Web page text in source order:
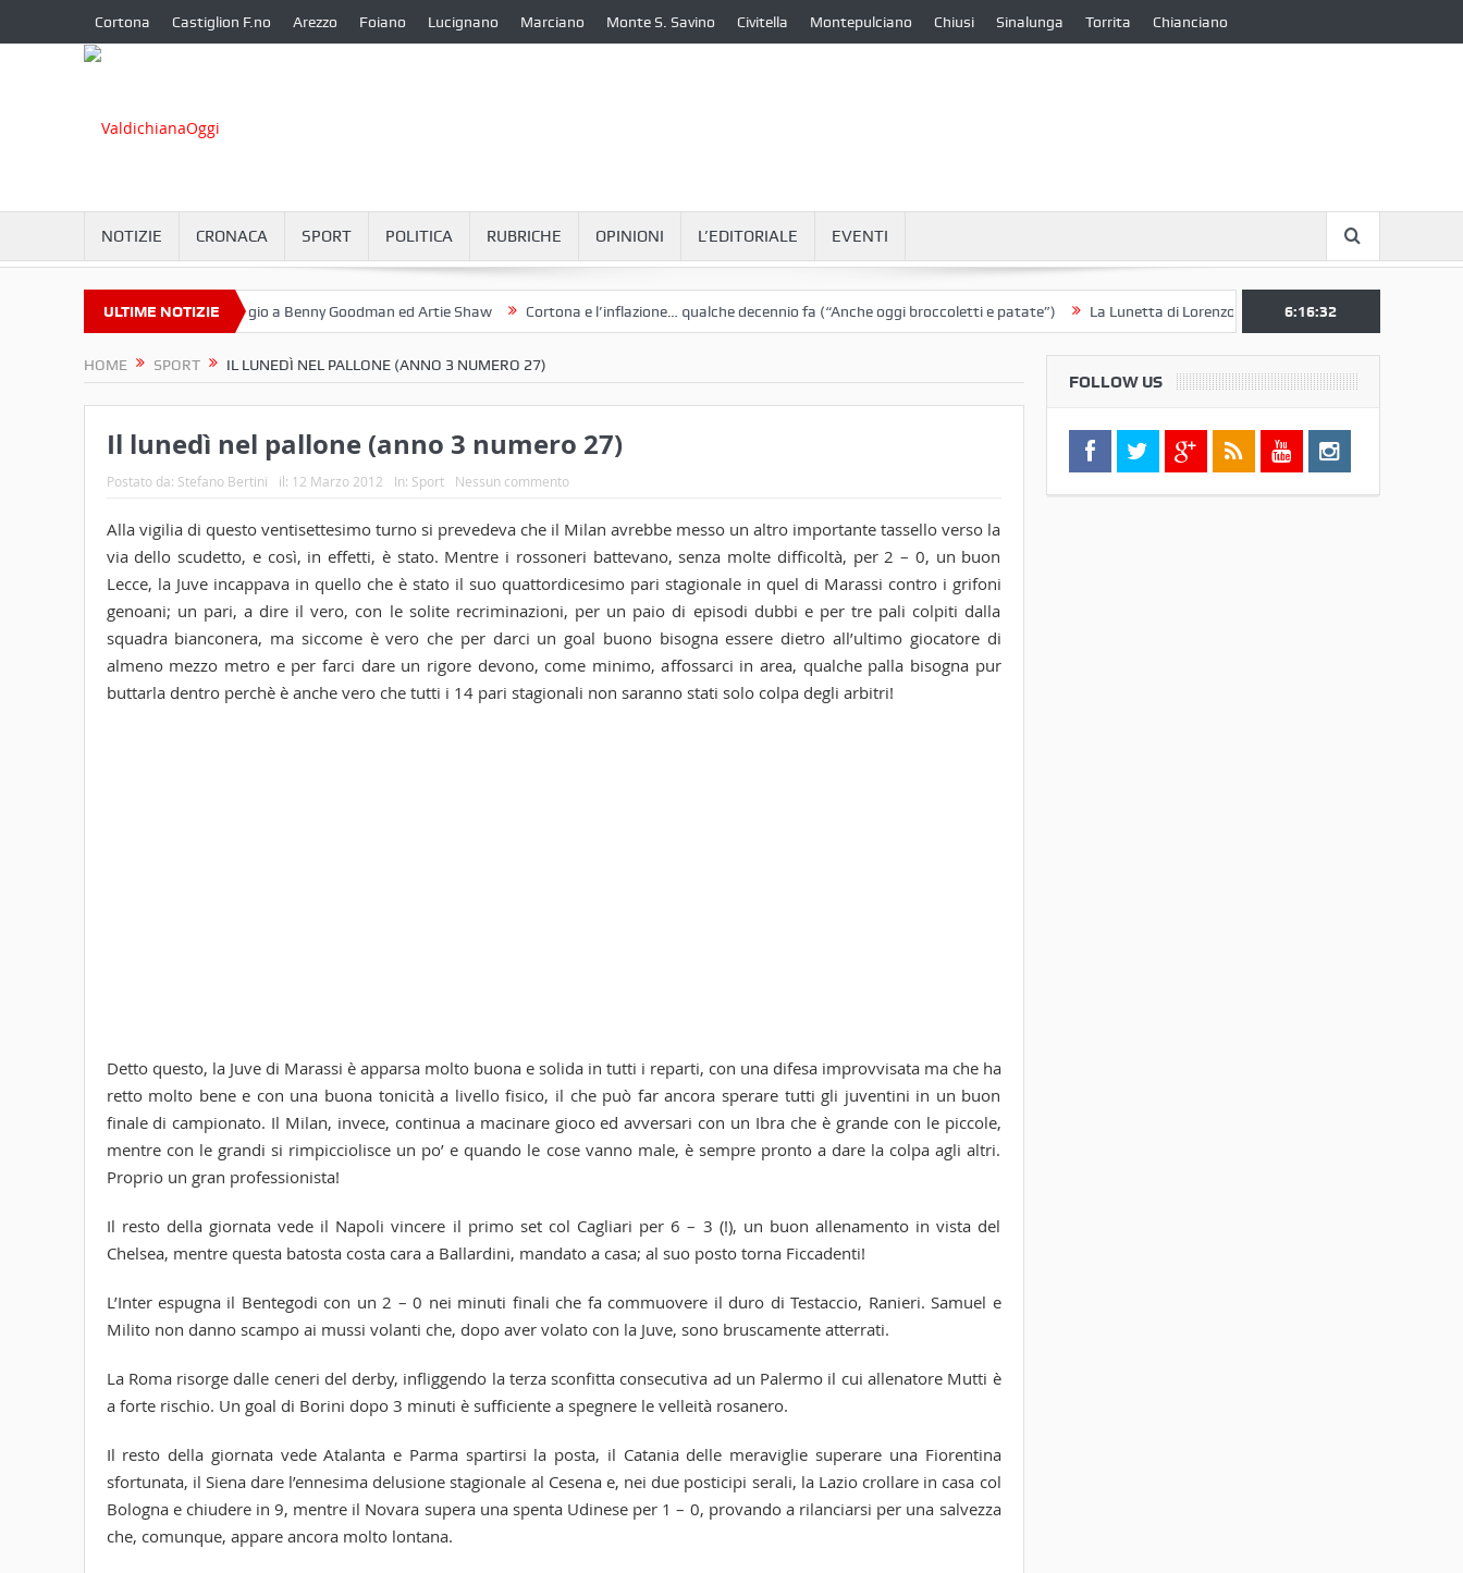
Cortona Castiglion F.no Arezzo Foiano Lucignano Marciano Monte S. Savino Civitella Montepulciano Chiusi Sinalunga Torrita Chianciano
NOTIZIE CRONACA SPORT POLITICA RUBRICHE OPINIONI L’EDITORIALE EVENTI
ULTIME NOTIZIE
a Camucia? Omaggio a Benny Goodman ed Artie Shaw Cortona e l’inflazione… qualche decennio fa (“Anche oggi broccoletti e patate”) La Lunetta di Lorenzo Berrettini lascia il Convento di S. Chiara
6:16:33
HOME SPORT IL LUNEDÌ NEL PALLONE (ANNO 3 NUMERO 27)
Il lunedì nel pallone (anno 3 numero 27)
Postato da: Stefano Bertini il: 12 Marzo 2012 In: Sport Nessun commento
Alla vigilia di questo ventisettesimo turno si prevedeva che il Milan avrebbe messo un altro importante tassello verso la
via dello scudetto, e così, in effetti, è stato. Mentre i rossoneri battevano, senza molte difficoltà, per 2 – 0, un buon
Lecce, la Juve incappava in quello che è stato il suo quattordicesimo pari stagionale in quel di Marassi contro i grifoni
genoani; un pari, a dire il vero, con le solite recriminazioni, per un paio di episodi dubbi e per tre pali colpiti dalla
squadra bianconera, ma siccome è vero che per darci un goal buono bisogna essere dietro all’ultimo giocatore di
almeno mezzo metro e per farci dare un rigore devono, come minimo, affossarci in area, qualche palla bisogna pur
buttarla dentro perchè è anche vero che tutti i 14 pari stagionali non saranno stati solo colpa degli arbitri!
Detto questo, la Juve di Marassi è apparsa molto buona e solida in tutti i reparti, con una difesa improvvisata ma che ha
retto molto bene e con una buona tonicità a livello fisico, il che può far ancora sperare tutti gli juventini in un buon
finale di campionato. Il Milan, invece, continua a macinare gioco ed avversari con un Ibra che è grande con le piccole,
mentre con le grandi si rimpicciolisce un po’ e quando le cose vanno male, è sempre pronto a dare la colpa agli altri.
Proprio un gran professionista!
Il resto della giornata vede il Napoli vincere il primo set col Cagliari per 6 – 3 (!), un buon allenamento in vista del
Chelsea, mentre questa batosta costa cara a Ballardini, mandato a casa; al suo posto torna Ficcadenti!
L’Inter espugna il Bentegodi con un 2 – 0 nei minuti finali che fa commuovere il duro di Testaccio, Ranieri. Samuel e
Milito non danno scampo ai mussi volanti che, dopo aver volato con la Juve, sono bruscamente atterrati.
La Roma risorge dalle ceneri del derby, infliggendo la terza sconfitta consecutiva ad un Palermo il cui allenatore Mutti è
a forte rischio. Un goal di Borini dopo 3 minuti è sufficiente a spegnere le velleità rosanero.
Il resto della giornata vede Atalanta e Parma spartirsi la posta, il Catania delle meraviglie superare una Fiorentina
sfortunata, il Siena dare l’ennesima delusione stagionale al Cesena e, nei due posticipi serali, la Lazio crollare in casa col
Bologna e chiudere in 9, mentre il Novara supera una spenta Udinese per 1 – 0, provando a rilanciarsi per una salvezza
che, comunque, appare ancora molto lontana.
FOLLOW US